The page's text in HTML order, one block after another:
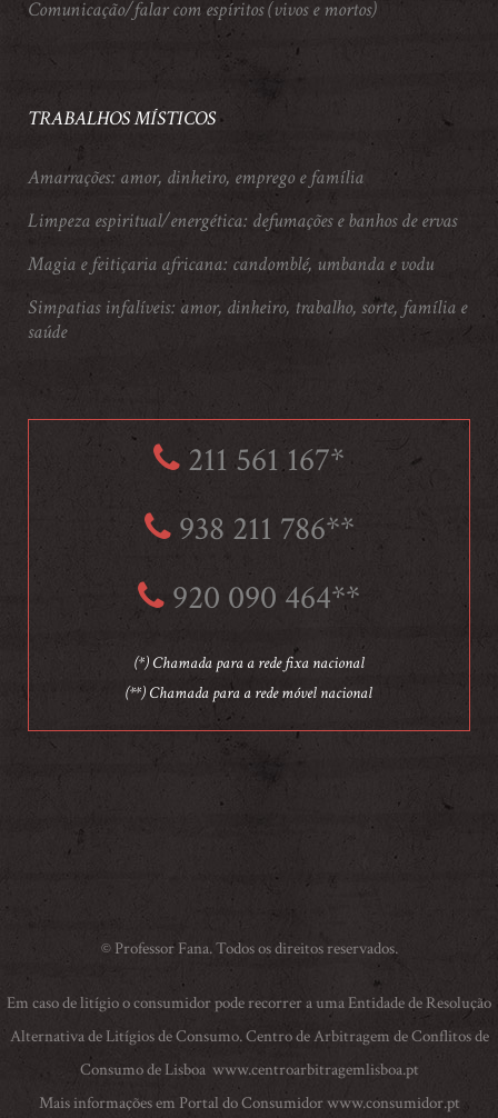
Comunicação/falar com espíritos (vivos e mortos)
TRABALHOS MÍSTICOS
Amarrações: amor, dinheiro, emprego e família
Limpeza espiritual/energética: defumações e banhos de ervas
Magia e feitiçaria africana: candomblé, umbanda e vodu
Simpatias infalíveis: amor, dinheiro, trabalho, sorte, família e
saúde
211 561 167*
938 211 786**
920 090 464**
(*) Chamada para a rede fixa nacional
(**) Chamada para a rede móvel nacional
© Professor Fana. Todos os direitos reservados.
Em caso de litígio o consumidor pode recorrer a uma Entidade de Resolução
Alternativa de Litígios de Consumo. Centro de Arbitragem de Conflitos de
Consumo de Lisboa www.centroarbitragemlisboa.pt
Mais informações em Portal do Consumidorwww.consumidor.pt